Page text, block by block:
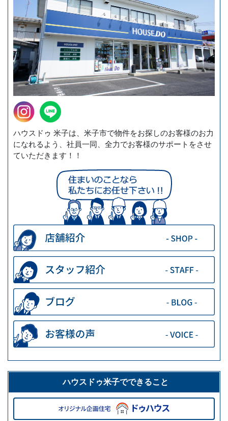
ハウスドゥ 米子は、米子市で物件をお探しのお客様のお力
になれるよう、社員一同、全力でお客様のサポートをさせ
ていただきます！！
ハウスドゥ米子でできること